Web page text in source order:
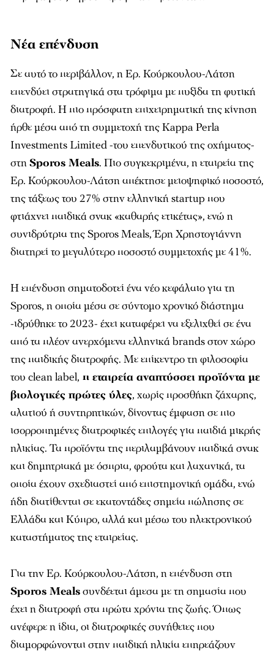
Νέα επένδυση
Σε αυτό το περιβάλλον, η Ερ. Κούρκουλου-Λάτση
επενδύει στρατηγικά στα τρόφιμα με πυξίδα τη φυτική
διατροφή. Η πιο πρόσφατη επιχειρηματική της κίνηση
ήρθε μέσα από τη συμμετοχή της Kappa Perla
Investments Limited -του επενδυτικού της οχήματος-
στηSporos Μeals. Πιο συγκεκριμένα, η εταιρεία της
Ερ. Κούρκουλου-Λάτση απέκτησε μειοψηφικό ποσοστό,
της τάξεως του 27% στην ελληνική startup που
φτιάχνει παιδικά σνακ «καθαρής ετικέτας», ενώ η
συνιδρύτρια της Sporos Meals, Έρη Χρηστογιάννη
διατηρεί το μεγαλύτερο ποσοστό συμμετοχής με 41%.
Η επένδυση σηματοδοτεί ένα νέο κεφάλαιο για τη
Sporos, η οποία μέσα σε σύντομο χρονικό διάστημα
-ιδρύθηκε το 2023- έχει καταφέρει να εξελιχθεί σε ένα
από τα πλέον ανερχόμενα ελληνικά brands στον χώρο
της παιδικής διατροφής. Με επίκεντρο τη φιλοσοφία
του clean label, η εταιρεία αναπτύσσει προϊόντα με
βιολογικές πρώτες ύλες, χωρίς προσθήκη ζάχαρης,
αλατιού ή συντηρητικών, δίνοντας έμφαση σε πιο
ισορροπημένες διατροφικές επιλογές για παιδιά μικρής
ηλικίας. Τα προϊόντα της περιλαμβάνουν παιδικά σνακ
και δημητριακά με όσπρια, φρούτα και λαχανικά, τα
οποία έχουν σχεδιαστεί από επιστημονική ομάδα, ενώ
ήδη διατίθενται σε εκατοντάδες σημεία πώλησης σε
Ελλάδα και Κύπρο, αλλά και μέσω του ηλεκτρονικού
καταστήματος της εταιρείας.
Για την Ερ. Κούρκουλου-Λάτση, η επένδυση στη
Sporos Mealsσυνδέεται άμεσα με τη σημασία που
έχει η διατροφή στα πρώτα χρόνια της ζωής. Όπως
ανέφερε η ίδια, οι διατροφικές συνήθειες που
διαμορφώνονται στην παιδική ηλικία επηρεάζουν